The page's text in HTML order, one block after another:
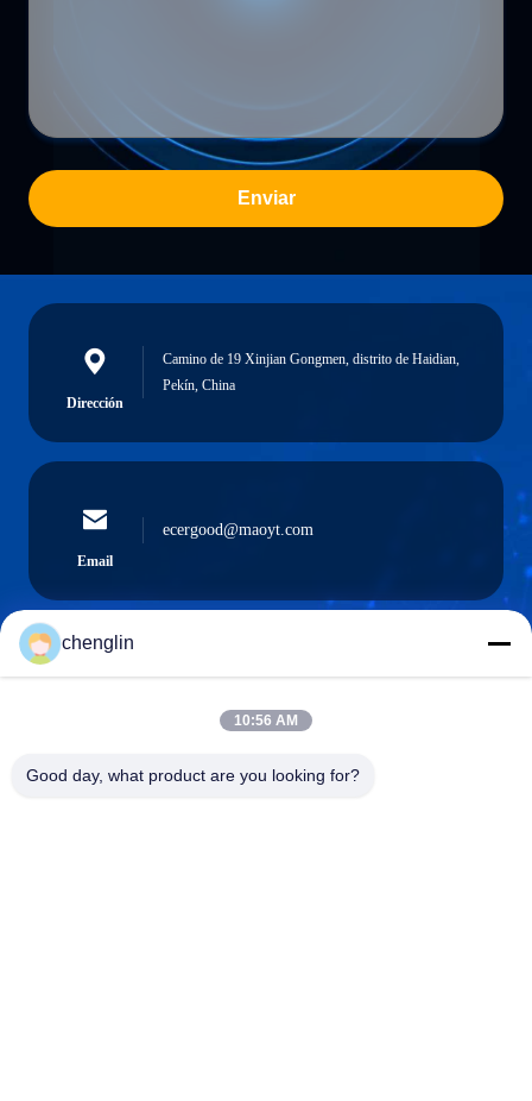
Enviar
Dirección
Camino de 19 Xinjian Gongmen, distrito de Haidian,
Pekín, China
Email
ecergood@maoyt.com
chenglin
10:56 AM
Good day, what product are you looking for?